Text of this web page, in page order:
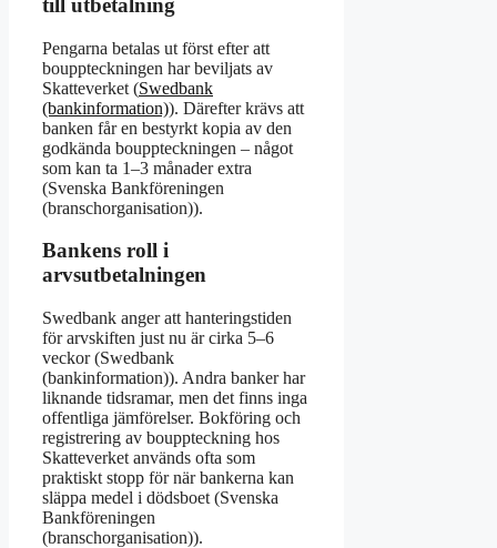
till utbetalning
Pengarna betalas ut först efter att
bouppteckningen har beviljats av
Skatteverket (Swedbank
(bankinformation)). Därefter krävs att
banken får en bestyrkt kopia av den
godkända bouppteckningen – något
som kan ta 1–3 månader extra
(Svenska Bankföreningen
(branschorganisation)).
Bankens roll i
arvsutbetalningen
Swedbank anger att hanteringstiden
för arvskiften just nu är cirka 5–6
veckor (Swedbank
(bankinformation)). Andra banker har
liknande tidsramar, men det finns inga
offentliga jämförelser. Bokföring och
registrering av bouppteckning hos
Skatteverket används ofta som
praktiskt stopp för när bankerna kan
släppa medel i dödsboet (Svenska
Bankföreningen
(branschorganisation)).